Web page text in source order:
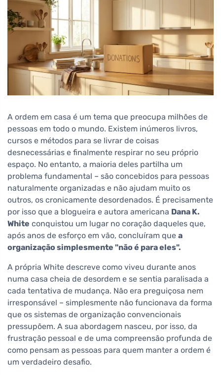
A ordem em casa é um tema que preocupa milhões de
pessoas em todo o mundo. Existem inúmeros livros,
cursos e métodos para se livrar de coisas
desnecessárias e finalmente respirar no seu próprio
espaço. No entanto, a maioria deles partilha um
problema fundamental – são concebidos para pessoas
naturalmente organizadas e não ajudam muito os
outros, os cronicamente desordenados. É precisamente
por isso que a blogueira e autora americana Dana K.
White conquistou um lugar no coração daqueles que,
após anos de esforço em vão, concluíram que a
organização simplesmente "não é para eles".
A própria White descreve como viveu durante anos
numa casa cheia de desordem e se sentia paralisada a
cada tentativa de mudança. Não era preguiçosa nem
irresponsável – simplesmente não funcionava da forma
que os sistemas de organização convencionais
pressupõem. A sua abordagem nasceu, por isso, da
frustração pessoal e de uma compreensão profunda de
como pensam as pessoas para quem manter a ordem é
um verdadeiro desafio.